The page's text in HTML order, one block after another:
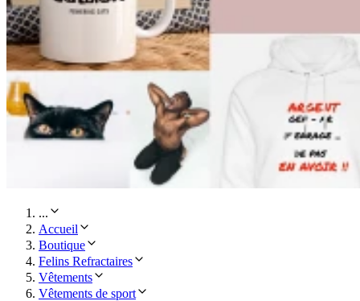
...
Accueil
Boutique
Felins Refractaires
Vêtements
Vêtements de sport